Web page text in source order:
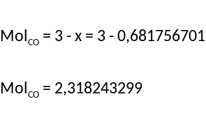
MolCO = 3 - x = 3 - 0,681756701
Mol CO = 2,318243299